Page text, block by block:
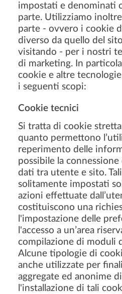
impostati e denominati
parte. Utilizziamo
parte - ovvero i cookie
diverso da quello del
visitando - per i nostri
di marketing. In
cookie e altre
i seguenti scopi:
Cookie tecnici
Si tratta di cookie
quanto permettono
reperimento delle
possibile la
dati tra utente e sito.
solitamente impostati
azioni effettuate
costituiscono una
l'impostazione delle
l'accesso a un’area
compilazione di moduli
Alcune tipologie di
anche utilizzate per
aggregate ed anonime
l'installazione di tali